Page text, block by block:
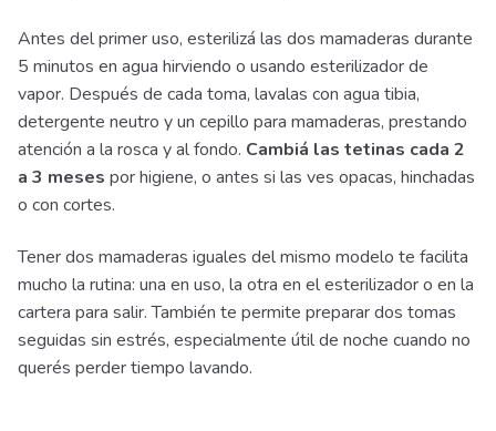
Antes del primer uso, esterilizá las dos mamaderas durante
5 minutos en agua hirviendo o usando esterilizador de
vapor. Después de cada toma, lavalas con agua tibia,
detergente neutro y un cepillo para mamaderas, prestando
atención a la rosca y al fondo. Cambiá las tetinas cada 2
a 3 meses por higiene, o antes si las ves opacas, hinchadas
o con cortes.
Tener dos mamaderas iguales del mismo modelo te facilita
mucho la rutina: una en uso, la otra en el esterilizador o en la
cartera para salir. También te permite preparar dos tomas
seguidas sin estrés, especialmente útil de noche cuando no
querés perder tiempo lavando.